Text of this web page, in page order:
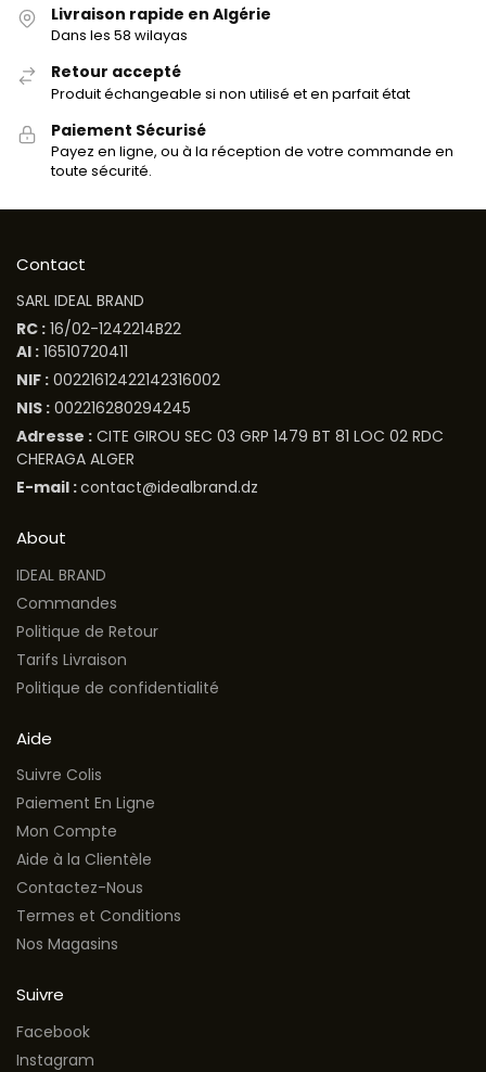
Livraison rapide en Algérie
Dans les 58 wilayas
Retour accepté
Produit échangeable si non utilisé et en parfait état
Paiement Sécurisé
Payez en ligne, ou à la réception de votre commande en
toute sécurité.
Contact
SARL IDEAL BRAND
RC : 16/02-1242214B22
AI : 16510720411
NIF : 00221612422142316002
NIS : 002216280294245
Adresse : CITE GIROU SEC 03 GRP 1479 BT 81 LOC 02 RDC
CHERAGA ALGER
E-mail :contact@idealbrand.dz
About
IDEAL BRAND
Commandes
Politique de Retour
Tarifs Livraison
Politique de confidentialité
Aide
Suivre Colis
Paiement En Ligne
Mon Compte
Aide à la Clientèle
Contactez-Nous
Termes et Conditions
Nos Magasins
Suivre
Facebook
Instagram